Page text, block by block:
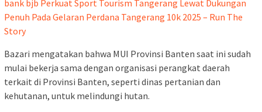
bank bjb Perkuat Sport Tourism Tangerang Lewat Dukungan
Penuh Pada Gelaran Perdana Tangerang 10k 2025 – Run The
Story
Bazari mengatakan bahwa MUI Provinsi Banten saat ini sudah
mulai bekerja sama dengan organisasi perangkat daerah
terkait di Provinsi Banten, seperti dinas pertanian dan
kehutanan, untuk melindungi hutan.